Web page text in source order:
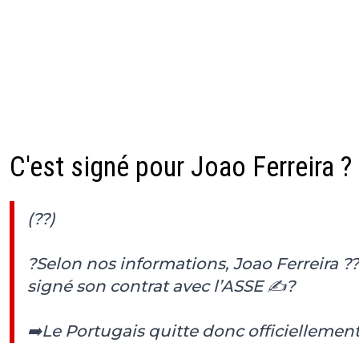
C'est signé pour Joao Ferreira ?
(??)
?Selon nos informations, Joao Ferreira
signé son contrat avec l’ASSE ✍?
➡️Le Portugais quitte donc